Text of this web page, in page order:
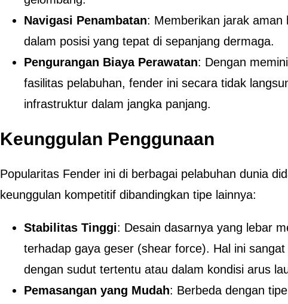
Navigasi Penambatan: Memberikan jarak
dalam posisi yang tepat di sepanjang dermaga.
Pengurangan Biaya Perawatan: Dengan
fasilitas pelabuhan, fender ini secara tidak
infrastruktur dalam jangka panjang.
Keunggulan Penggunaan
Popularitas Fender ini di berbagai pelabuhan dunia
keunggulan kompetitif dibandingkan tipe lainnya:
Stabilitas Tinggi: Desain dasarnya yang lebar
terhadap gaya geser (shear force). Hal ini
dengan sudut tertentu atau dalam kondisi arus
Pemasangan yang Mudah: Berbeda dengan